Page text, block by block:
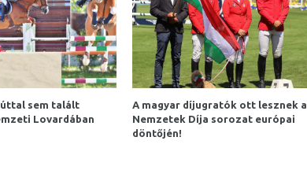
sem talált
Lovardában
A magyar díjugratók ott lesznek a
Nemzetek Díja sorozat európai
döntőjén!